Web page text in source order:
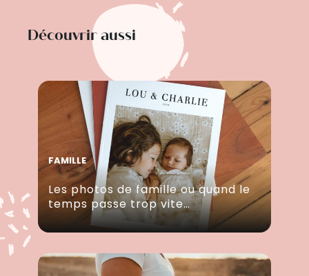
Découvrir aussi
FAMILLE
Les photos de famille ou quand le
temps passe trop vite…